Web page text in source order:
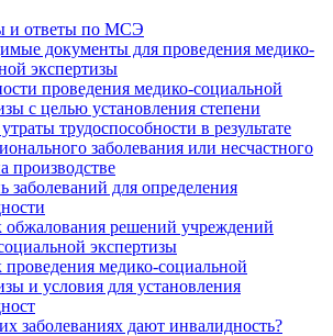
и ответы по МСЭ
документы для проведения медико-
экспертизы
проведения медико-социальной
с целью установления степени
трудоспособности в результате
заболевания или несчастного
производстве
заболеваний для определения
обжалования решений учреждений
экспертизы
медико-социальной
и условия для установления
заболеваниях дают инвалидность?